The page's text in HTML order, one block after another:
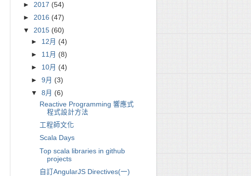
► 2017 (54)
► 2016 (47)
▼ 2015 (60)
► 12月 (4)
► 11月 (8)
► 10月 (4)
►9月 (3)
▼8月 (6)
Reactive Programming 響應式
程式設計方法
工程師文化
Scala Days
Top scala libraries in github
projects
自訂AngularJS Directives(一)